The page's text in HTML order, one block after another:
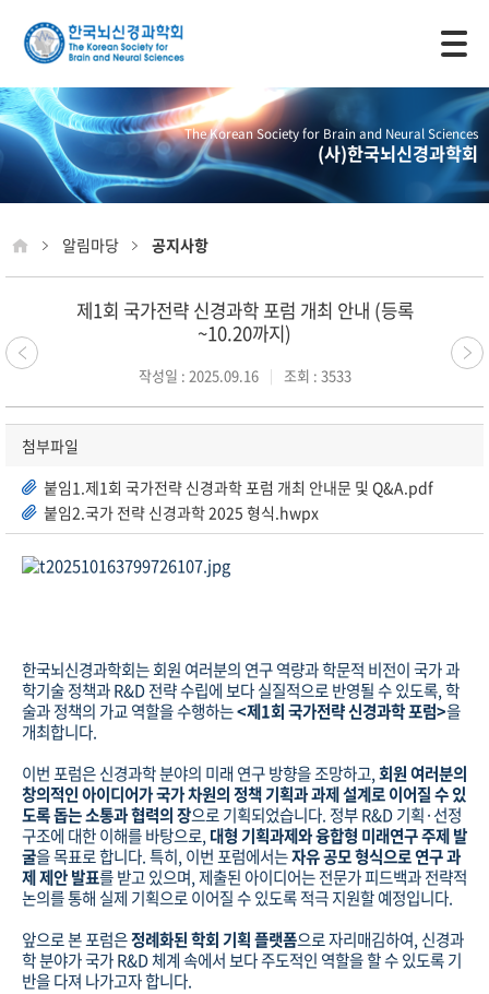
The Korean Society for Brain and Neural Sciences
(사)한국뇌신경과학회
알림마당 공지사항
제1회 국가전략 신경과학 포럼 개최 안내 (등록
~10.20까지)
작성일 : 2025.09.16 조회 : 3533
첨부파일
붙임1.제1회 국가전략 신경과학 포럼 개최 안내문 및 Q&A.pdf
붙임2.국가 전략 신경과학 2025 형식.hwpx
한국뇌신경과학회는 회원 여러분의 연구 역량과 학문적 비전이 국가 과
학기술 정책과 R&D 전략 수립에 보다 실질적으로 반영될 수 있도록, 학
술과 정책의 가교 역할을 수행하는<제1회 국가전략 신경과학 포럼>을
개최합니다.
이번 포럼은 신경과학 분야의 미래 연구 방향을 조망하고,회원 여러분의
창의적인 아이디어가 국가 차원의 정책 기획과 과제 설계로 이어질 수 있
도록 돕는 소통과 협력의 장으로 기획되었습니다. 정부 R&D 기획·선정
구조에 대한 이해를 바탕으로, 대형 기획과제와 융합형 미래연구 주제 발
굴을 목표로 합니다. 특히, 이번 포럼에서는자유 공모 형식으로 연구 과
제 제안 발표를 받고 있으며, 제출된 아이디어는 전문가 피드백과 전략적
논의를 통해 실제 기획으로 이어질 수 있도록 적극 지원할 예정입니다.
앞으로 본 포럼은정례화된 학회 기획 플랫폼으로 자리매김하여, 신경과
학 분야가 국가 R&D 체계 속에서 보다 주도적인 역할을 할 수 있도록 기
반을 다져 나가고자 합니다.